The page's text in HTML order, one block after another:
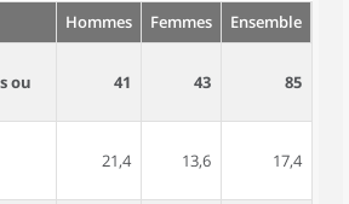
Hommes Femmes
Ensemble
ou
41 43 85
21,4 13,6 17,4